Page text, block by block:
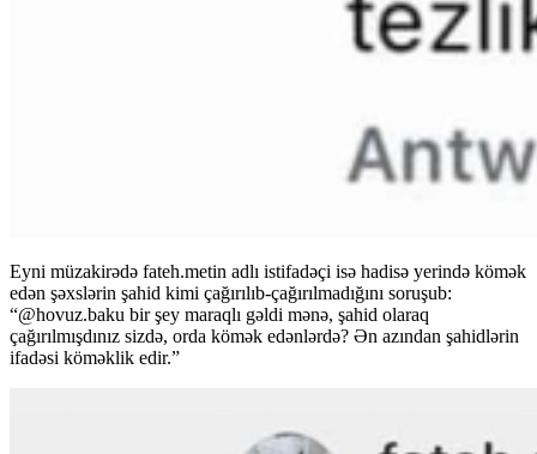
Eyni müzakirədə fateh.metin adlı istifadəçi isə hadisə yerində kömək
edən şəxslərin şahid kimi çağırılıb-çağırılmadığını soruşub:
“@hovuz.baku bir şey maraqlı gəldi mənə, şahid olaraq
çağırılmışdınız sizdə, orda kömək edənlərdə? Ən azından şahidlərin
ifadəsi köməklik edir.”